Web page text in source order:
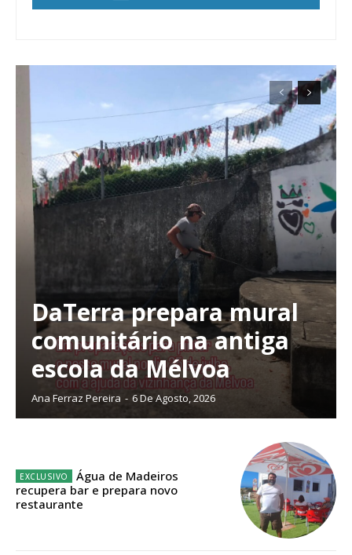
Planos de Assinatura
Faça-se assinante do Região de Cister e ajude-nos a manter este serviço
público!
Sendo assinante terá acesso a todos os conteúdos exclusivos e versões
digitais.
Escolha o plano de assinatura desejado:
ASSINATURA
IMPRESSA
32€
12 meses
Edição em papel entregue à Quinta-feira em sua
casa
DaTerra prepara mural
comunitário na antiga
escola da Mélvoa
Ana Ferraz Pereira - 6 De Agosto, 2026
Água de Madeiros
recupera bar e prepara novo
restaurante